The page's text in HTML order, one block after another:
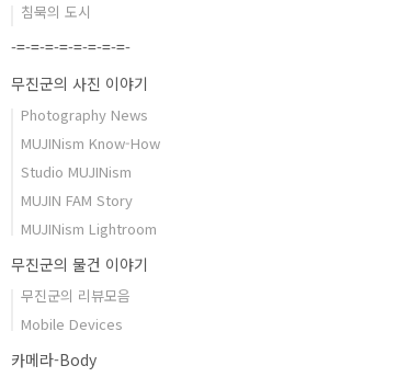
침묵의 도시
-=-=-=-=-=-=-=-=-
무진군의 사진 이야기
Photography News
MUJINism Know-How
Studio MUJINism
MUJIN FAM Story
MUJINism Lightroom
무진군의 물건 이야기
무진군의 리뷰모음
Mobile Devices
카메라-Body